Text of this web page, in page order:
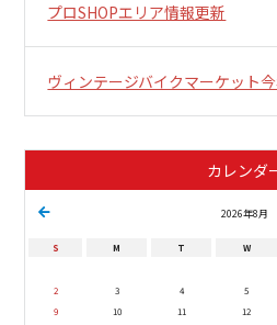
プロSHOPエリア情報更新
ヴィンテージバイクマーケット
カレンダ
2026年8月
S M T W
2
3 4 5
9
10 11 12